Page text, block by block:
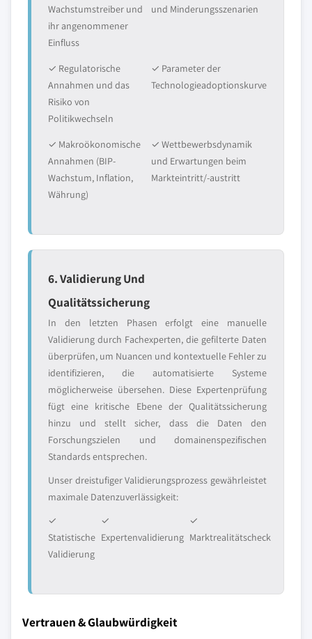
Wachstumstreiber und
ihr angenommener
Einfluss
und Minderungsszenarien
✓ Regulatorische
Annahmen und das
Risiko von
Politikwechseln
✓ Parameter der
Technologieadoptionskurve
✓ Makroökonomische
Annahmen (BIP-
Wachstum, Inflation,
Währung)
✓ Wettbewerbsdynamik
und Erwartungen beim
Markteintritt/-austritt
6. Validierung Und
Qualitätssicherung
In den letzten Phasen erfolgt eine manuelle
Validierung durch Fachexperten, die gefilterte Daten
überprüfen, um Nuancen und kontextuelle Fehler zu
identifizieren, die automatisierte Systeme
möglicherweise übersehen. Diese Expertenprüfung
fügt eine kritische Ebene der Qualitätssicherung
hinzu und stellt sicher, dass die Daten den
Forschungszielen und domainenspezifischen
Standards entsprechen.
Unser dreistufiger Validierungsprozess gewährleistet
maximale Datenzuverlässigkeit:
✓
Statistische
Validierung
✓
Expertenvalidierung
✓
Marktrealitätscheck
Vertrauen & Glaubwürdigkeit